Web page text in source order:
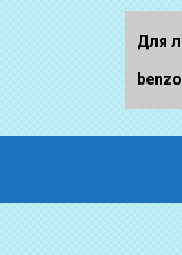
Для